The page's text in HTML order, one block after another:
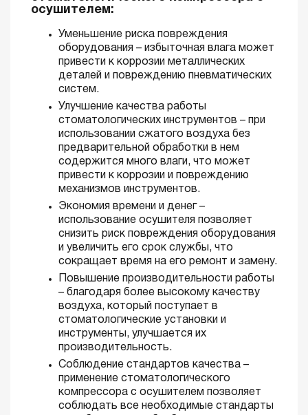
осушителем:
Уменьшение риска повреждения
оборудования – избыточная влага может
привести к коррозии металлических
деталей и повреждению пневматических
систем.
Улучшение качества работы
стоматологических инструментов – при
использовании сжатого воздуха без
предварительной обработки в нем
содержится много влаги, что может
привести к коррозии и повреждению
механизмов инструментов.
Экономия времени и денег –
использование осушителя позволяет
снизить риск повреждения оборудования
и увеличить его срок службы, что
сокращает время на его ремонт и замену.
Повышение производительности работы
– благодаря более высокому качеству
воздуха, который поступает в
стоматологические установки и
инструменты, улучшается их
производительность.
Соблюдение стандартов качества –
применение стоматологического
компрессора с осушителем позволяет
соблюдать все необходимые стандарты